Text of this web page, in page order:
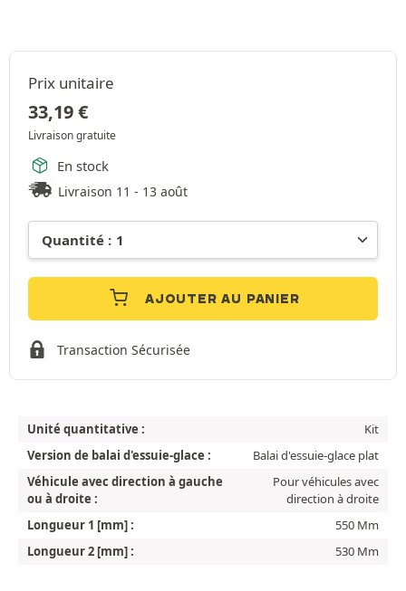
Prix unitaire
33,19€
Livraison gratuite
En stock
Livraison 11 - 13 août
AJOUTER AU PANIER
Transaction Sécurisée
Unité quantitative :
Kit
Version de balai d'essuie-glace :
Balai d'essuie-glace plat
Véhicule avec direction à gauche
ou à droite :
Pour véhicules avec
direction à droite
Longueur 1 [mm] :
550 Mm
Longueur 2 [mm] :
530 Mm